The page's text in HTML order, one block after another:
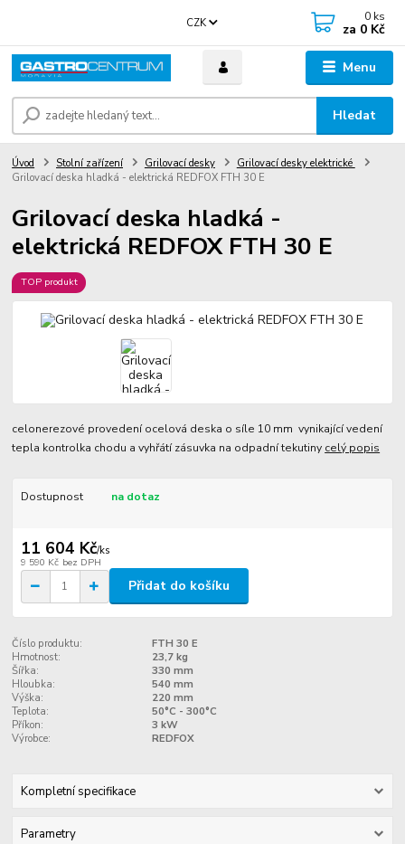
Menu
CZK
Hledat
0 ks
za 0 Kč
Úvod Stolní zařízení Grilovací desky
Grilovací desky elektrické
Grilovací deska hladká - elektrická REDFOX FTH 30 E
Grilovací deska hladká -
elektrická REDFOX FTH 30 E
TOP produkt
celonerezové provedení ocelová deska o síle 10 mm vynikající vedení
tepla kontrolka chodu a vyhřátí zásuvka na odpadní tekutiny celý popis
Dostupnost na dotaz
11 604 Kč/ks
9 590 Kč bez DPH
Přidat do košíku
Číslo produktu:
FTH 30 E
Hmotnost:
23,7 kg
Šířka:
330 mm
Hloubka:
540 mm
Výška:
220 mm
Teplota:
50°C - 300°C
Příkon:
3 kW
Výrobce:
REDFOX
Kompletní specifikace
Parametry